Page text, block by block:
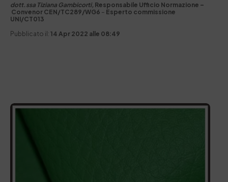
dott.ssa Tiziana Gambicorti, Responsabile Ufficio Normazione –
Convenor CEN/TC289/WG6 – Esperto commissione
UNI/CT013
Pubblicato il: 14 Apr 2022 alle 08:49